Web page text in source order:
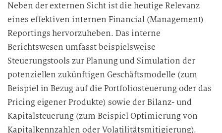
a
r
b
e
u
n
g
Neben der externen Sicht ist die heutige Relevanz
eines effektiven internen Financial (Management)
Reportings hervorzuheben. Das interne
Berichtswesen umfasst beispielsweise
Steuerungstools zur Planung und Simulation der
potenziellen zukünftigen Geschäftsmodelle (zum
Beispiel in Bezug auf die Portfoliosteuerung oder das
Pricing eigener Produkte) sowie der Bilanz- und
Kapitalsteuerung (zum Beispiel Optimierung von
Kapitalkennzahlen oder Volatilitätsmitigierung).